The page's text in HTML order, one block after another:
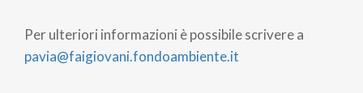
Per ulteriori informazioni è possibile scrivere a
pavia@faigiovani.fondoambiente.it